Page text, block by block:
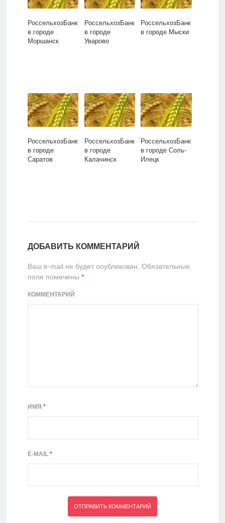
РоссельхозБанк
в городе
Моршанск
РоссельхозБанк
в городе
Уварово
РоссельхозБанк
в городе Мыски
РоссельхозБанк
в городе
Саратов
РоссельхозБанк
в городе
Калачинск
РоссельхозБанк
в городе Соль-
Илецк
ДОБАВИТЬ КОММЕНТАРИЙ
Ваш e-mail не будет опубликован. Обязательные
поля помечены *
КОММЕНТАРИЙ
ИМЯ *
E-MAIL *